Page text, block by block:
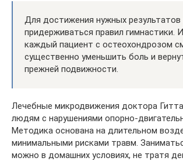
Для достижения нужных
придерживаться правил гимнастики.
каждый пациент с остеохондрозом
существенно уменьшить боль и
прежней подвижности.
Лечебные микродвижения доктора
людям с нарушениями опорно-
Методика основана на длительном
минимальными рисками травм.
можно в домашних условиях, не тратя